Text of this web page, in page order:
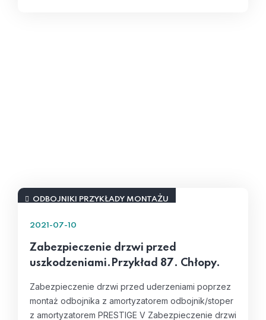
ODBOJNIKI PRZYKŁADY MONTAŻU
2021-07-10
Zabezpieczenie drzwi przed
uszkodzeniami.Przykład 87. Chłopy.
Zabezpieczenie drzwi przed uderzeniami poprzez
montaż odbojnika z amortyzatorem odbojnik/stoper
z amortyzatorem PRESTIGE V Zabezpieczenie drzwi